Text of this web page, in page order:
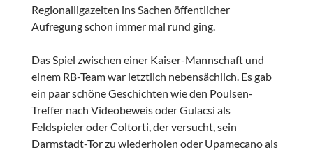
Regionalligazeiten ins Sachen öffentlicher
Aufregung schon immer mal rund ging.
Das Spiel zwischen einer Kaiser-Mannschaft und
einem RB-Team war letztlich nebensächlich. Es gab
ein paar schöne Geschichten wie den Poulsen-
Treffer nach Videobeweis oder Gulacsi als
Feldspieler oder Coltorti, der versucht, sein
Darmstadt-Tor zu wiederholen oder Upamecano als